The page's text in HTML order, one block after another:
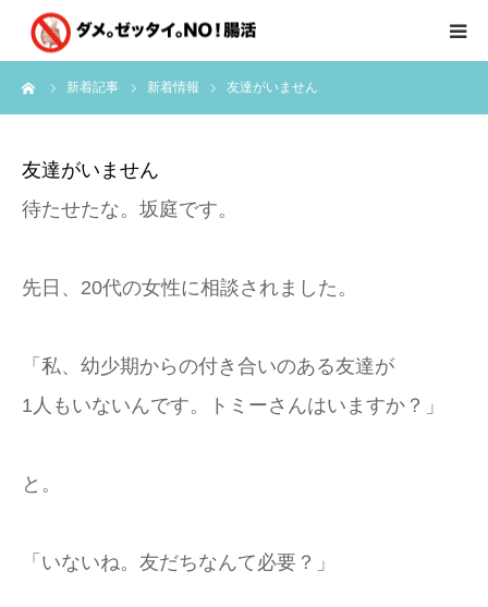
新着記事 新着情報 友達がいません
友達がいません
待たせたな。坂庭です。
先日、20代の女性に相談されました。
「私、幼少期からの付き合いのある友達が
1人もいないんです。トミーさんはいますか？」
と。
「いないね。友だちなんて必要？」
はじめに
個別コンサルのご感想
会員限定お茶会
講師実績